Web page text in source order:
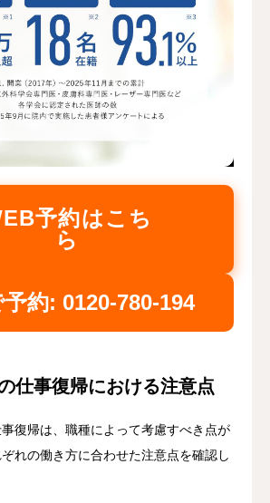
予約はこち
ら
予約: 0120-780-194
仕事復帰における注意点
復帰は、職種によって考慮すべき点が
れの働き方に合わせた注意点を確認し